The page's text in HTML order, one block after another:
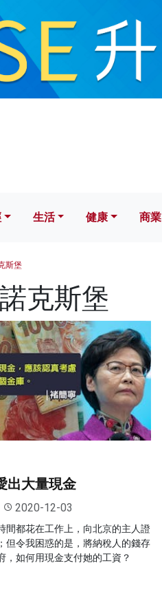
生活 健康
生活 健康 商業
斯堡
克斯堡
出大量現金
2020-12-03
間都花在工作上，向北京的主人證
但令我困惑的是，將納稅人的錢存
，如何用現金支付她的工資？